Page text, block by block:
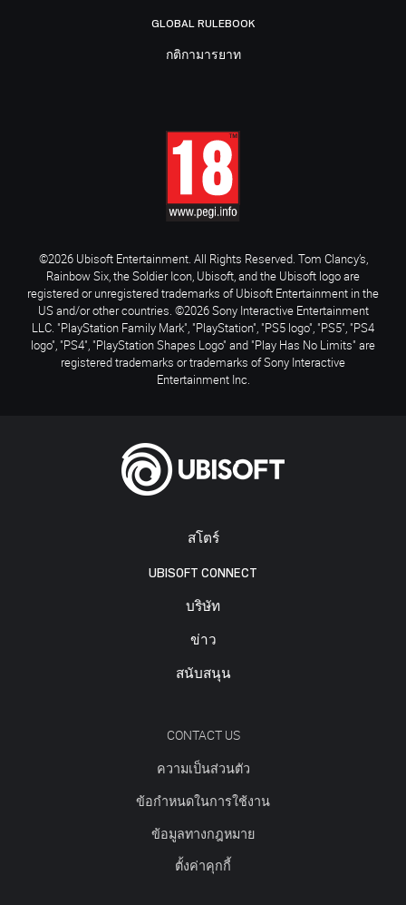
สโตร์
UBISOFT CONNECT
บริษัท
ข่าว
สนับสนุน
CONTACT US
ความเป็นส่วนตัว
ข้อกำหนดในการใช้งาน
ข้อมูลทางกฎหมาย
ตั้งค่าคุกกี้
GLOBAL RULEBOOK
กติกามารยาท
©2026 Ubisoft Entertainment. All Rights Reserved. Tom Clancy’s,
Rainbow Six, the Soldier Icon, Ubisoft, and the Ubisoft logo are
registered or unregistered trademarks of Ubisoft Entertainment in the
US and/or other countries. ©2026 Sony Interactive Entertainment
LLC. "PlayStation Family Mark", "PlayStation", "PS5 logo", "PS5", "PS4
logo", "PS4", "PlayStation Shapes Logo" and "Play Has No Limits" are
registered trademarks or trademarks of Sony Interactive
Entertainment Inc.